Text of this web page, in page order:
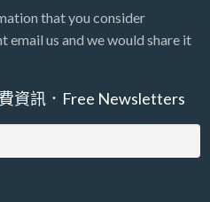
that you consider
email us and we would share it
資訊．Free Newsletters